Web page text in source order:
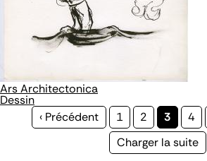
Ars Architectonica
Dessin
Page
‹ Précédent Page
1 Page
2
Page
courante
3 Page
4
Page
Charger la suite